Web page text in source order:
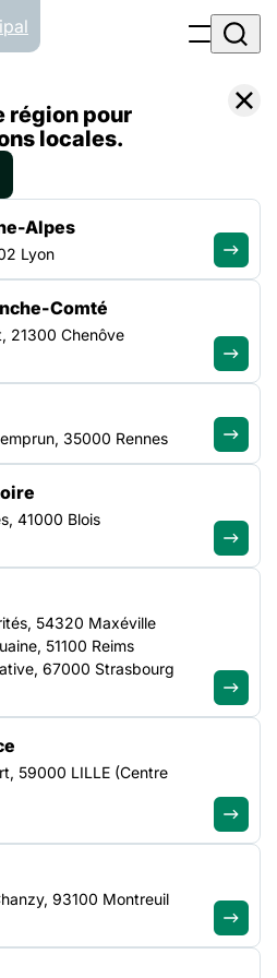
Journée Alimentation
la Solidarité Nouvelle Aquitaine
régionale autour de la
18 novembre entre 9h et 17h à
Rabelais 33400, Talence
se mobilisent de plus en
permettant
la Solidarité Nouvelle Aquitaine
régionale autour de la
et 17h
se mobilisent de plus en
permettant une alimentation
les personnes en situation de
sur les solutions
peuvent être mises en place
l’accompagnement globale des
région pour
locales.
Alpes
Lyon
Comté
21300 Chenôve
35000 Rennes
41000 Blois
54320 Maxéville
51100 Reims
67000 Strasbourg
59000 LILLE (Centre
93100 Montreuil